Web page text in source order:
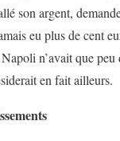
son argent,
eu plus de cent
n’avait que
en fait ailleurs.